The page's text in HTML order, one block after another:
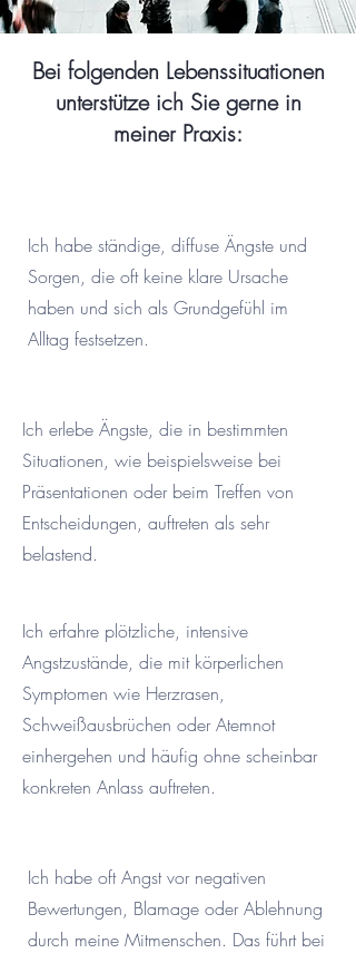
Bei folgenden Lebenssituationen
unterstütze ich Sie gerne in
meiner Praxis:
Ich habe ständige, diffuse Ängste und
Sorgen, die oft keine klare Ursache
haben und sich als Grundgefühl im
Alltag festsetzen.
Ich erlebe Ängste, die in bestimmten
Situationen, wie beispielsweise bei
Präsentationen oder beim Treffen von
Entscheidungen, auftreten als sehr
belastend.
Ich erfahre plötzliche, intensive
Angstzustände, die mit körperlichen
Symptomen wie Herzrasen,
Schweißausbrüchen oder Atemnot
einhergehen und häufig ohne scheinbar
konkreten Anlass auftreten.
Ich habe oft Angst vor negativen
Bewertungen, Blamage oder Ablehnung
durch meine Mitmenschen. Das führt bei